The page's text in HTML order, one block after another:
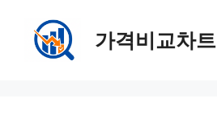
가격비교차트